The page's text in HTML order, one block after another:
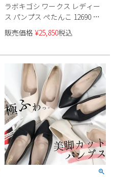
ラボキゴシ ワークス レディー
ス パンプス ぺたんこ 12690 ブ
ラック プラチナ ゴールド フラ
ットシューズ 本革 靴 日本製
販売価格 ¥25,850税込